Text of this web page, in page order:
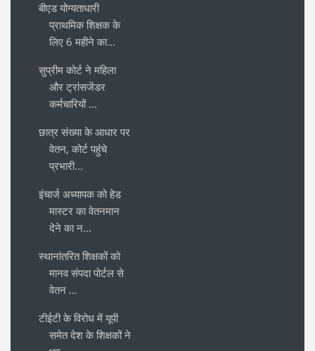
बीएड योग्यताधारी
प्राथमिक शिक्षक के
लिए 6 महीने का...
सुप्रीम कोर्ट ने महिला
और ट्रांसजेंडर
कर्मचारियों ...
छात्र संख्या के आधार पर
वेतन, कोर्ट पहुंचे
प्रभारी...
इंचार्ज अध्यापक को हेड
मास्टर का वेतनमान
देने का न...
स्थानांतरित शिक्षकों को
मानव संपदा पोर्टल से
वेतन ...
टीईटी के विरोध में यूपी
समेत देश के शिक्षकों ने